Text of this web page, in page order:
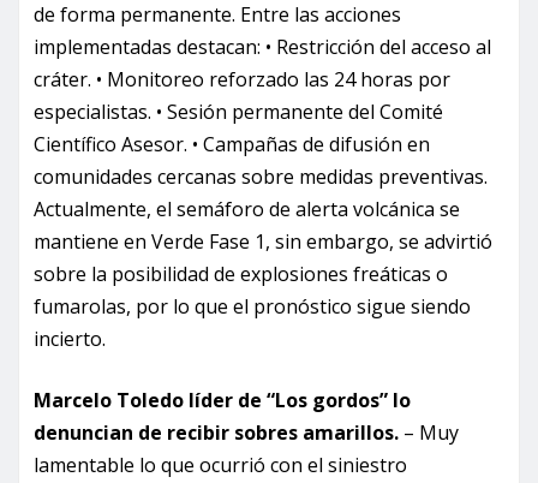
de forma permanente. Entre las acciones
implementadas destacan: • Restricción del acceso al
cráter. • Monitoreo reforzado las 24 horas por
especialistas. • Sesión permanente del Comité
Científico Asesor. • Campañas de difusión en
comunidades cercanas sobre medidas preventivas.
Actualmente, el semáforo de alerta volcánica se
mantiene en Verde Fase 1, sin embargo, se advirtió
sobre la posibilidad de explosiones freáticas o
fumarolas, por lo que el pronóstico sigue siendo
incierto.
Marcelo Toledo líder de “Los gordos” lo
denuncian de recibir sobres amarillos. – Muy
lamentable lo que ocurrió con el siniestro